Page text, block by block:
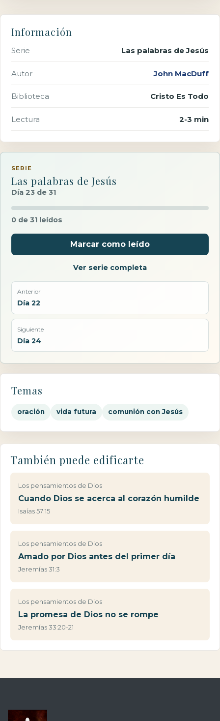
Información
Serie Las palabras de Jesús
Autor John MacDuff
Biblioteca Cristo Es Todo
Lectura 2-3 min
SERIE
Las palabras de Jesús
Día 23 de 31
0 de 31 leídos
Marcar como leído
Ver serie completa
Anterior
Día 22
Siguiente
Día 24
Temas
oración vida futura comunión con Jesús
También puede edificarte
Los pensamientos de Dios
Cuando Dios se acerca al corazón humilde
Isaías 57:15
Los pensamientos de Dios
Amado por Dios antes del primer día
Jeremías 31:3
Los pensamientos de Dios
La promesa de Dios no se rompe
Jeremías 33:20-21